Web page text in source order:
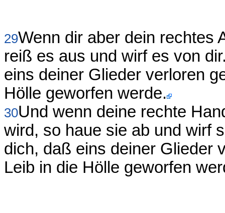
29Wenn dir aber dein rechtes
reiß es aus und wirf es von
eins deiner Glieder verloren
Hölle geworfen werde.
30Und wenn deine rechte
wird, so haue sie ab und wirf
dich, daß eins deiner Glieder
Leib in die Hölle geworfen